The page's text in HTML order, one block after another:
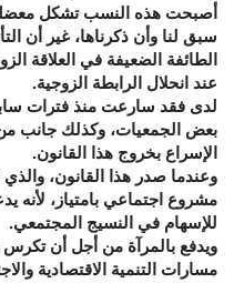
أصبحت هذه النسب تشكل
سبق لنا وأن ذكرناها، غير أن
الطائفة الضعيفة في العلاقة
عند انحلال الرابطة الزوجية.
لدى فقد سارعت منذ فترات
بعض الجمعيات، وكذلك جانب من
الإسراع بخروج هذا القانون.
وعندما صدر هذا القانون،
مشروع اجتماعي بامتياز، لأنه
للإسهام في النسيج المجتمعي.
ويدفع بالمرآة من أجل أن
مسارات التنمية الاقتصادية